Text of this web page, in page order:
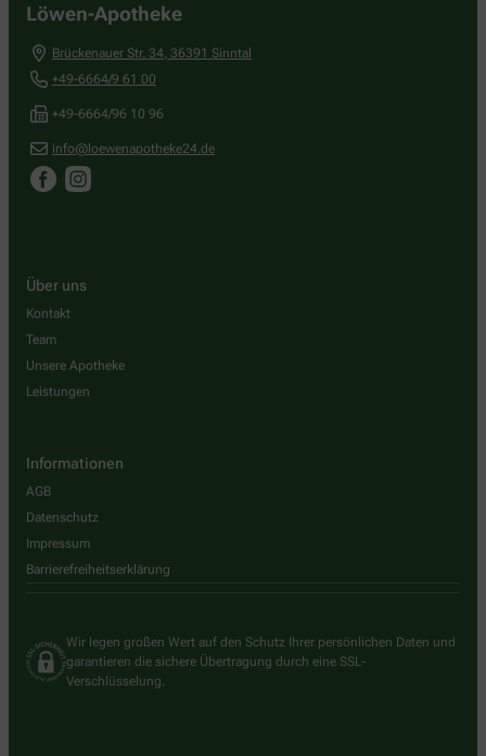
Löwen-Apotheke
Brückenauer Str. 34, 36391 Sinntal
+49-6664/9 61 00
+49-6664/96 10 96
info@loewenapotheke24.de
Über uns
Kontakt
Team
Unsere Apotheke
Leistungen
Informationen
AGB
Datenschutz
Impressum
Barrierefreiheitserklärung
Wir legen großen Wert auf den Schutz Ihrer persönlichen Daten und
garantieren die sichere Übertragung durch eine SSL-
Verschlüsselung.